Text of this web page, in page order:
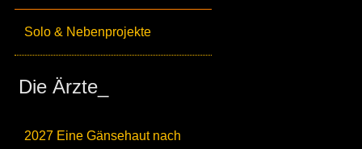
Solo & Nebenprojekte
Die Ärzte_
2027 Eine Gänsehaut nach